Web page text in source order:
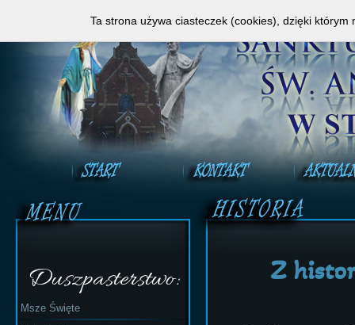
Duszpasterstwo:
Msze Święte
Z
Ta strona używa ciasteczek (cookies), dzięki którym